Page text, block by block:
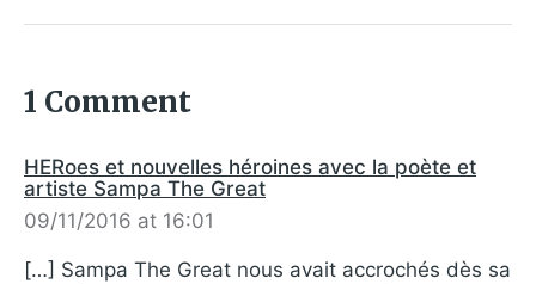
1 Comment
HERoes et nouvelles héroines avec la poète et
artiste Sampa The Great
09/11/2016 at 16:01
[…] Sampa The Great nous avait accrochés dès sa